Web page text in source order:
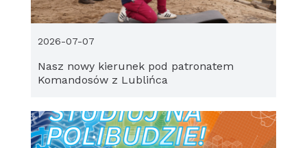
Nasz nowy kierunek pod patronatem
Komandosów z Lublińca
2026-07-07